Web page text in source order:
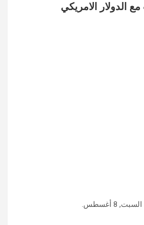
الدولار الامريكي
8 أغسطس.